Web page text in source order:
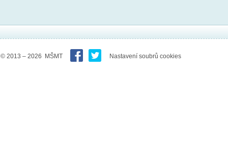
© 2013 – 2026 MŠMT Nastavení soubrů cookies